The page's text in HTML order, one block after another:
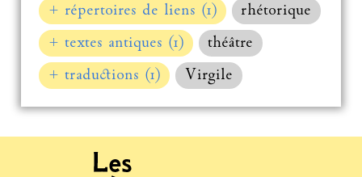
+ répertoires de liens (1)
rhétorique
+ textes antiques (1)
théâtre
+ traductions (1)
Virgile